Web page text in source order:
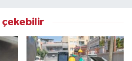
çekebilir